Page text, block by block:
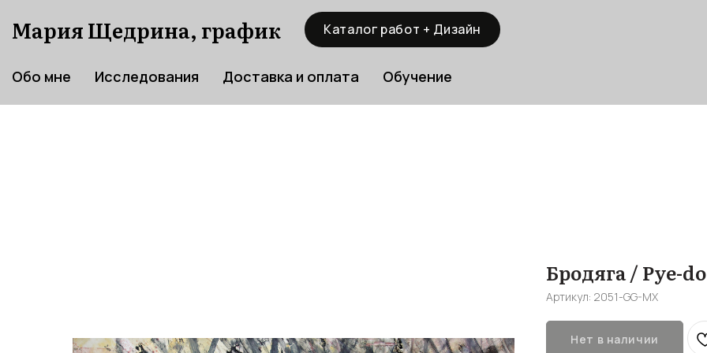
Мария Щедрина, график Каталог работ + Дизайн
Обо мне Исследования Доставка и оплата Обучение
Бродяга / Pye-
Артикул: 2051-GG-MX
Нет в наличии